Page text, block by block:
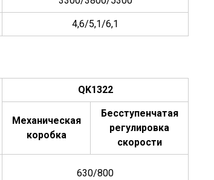
4,6/5,1/6,1
QK1322
Механическая
коробка
Бесступенчатая
регулировка
скорости
630/800